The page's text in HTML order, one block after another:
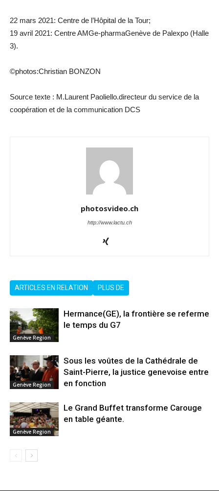
22 mars 2021: Centre de l’Hôpital de la Tour;
19 avril 2021: Centre AMGe-pharmaGenève de Palexpo (Halle
3).
©photos:Christian BONZON
Source texte : M.Laurent Paoliello.directeur du service de la
coopération et de la communication DCS
photosvideo.ch
http://www.lactu.ch
ARTICLES EN RELATION PLUS DE
Genève Region
Hermance(GE), la frontière se referme
le temps du G7
Genève Region
Sous les voûtes de la Cathédrale de
Saint-Pierre, la justice genevoise entre
en fonction
Genève Region
Le Grand Buffet transforme Carouge
en table géante.